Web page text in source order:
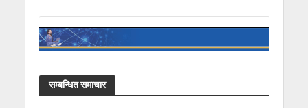
सम्बन्धित समाचार